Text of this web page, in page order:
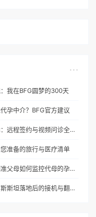
我在BFG圆梦的300天
孕中介？BFG官方建议
吉尔吉斯斯坦BFG代孕：远程签约与视频问诊全流程
准备的旅行与医疗清单
吉尔吉斯斯坦代孕期间准父母如何监控代母的孕期状态？
BFG代孕服务：吉尔吉斯斯坦落地后的接机与翻译安排